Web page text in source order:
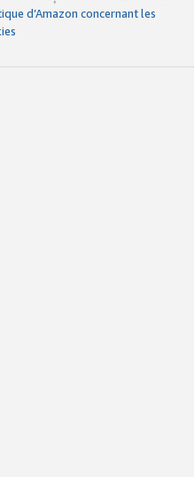
d’Amazon concernant les